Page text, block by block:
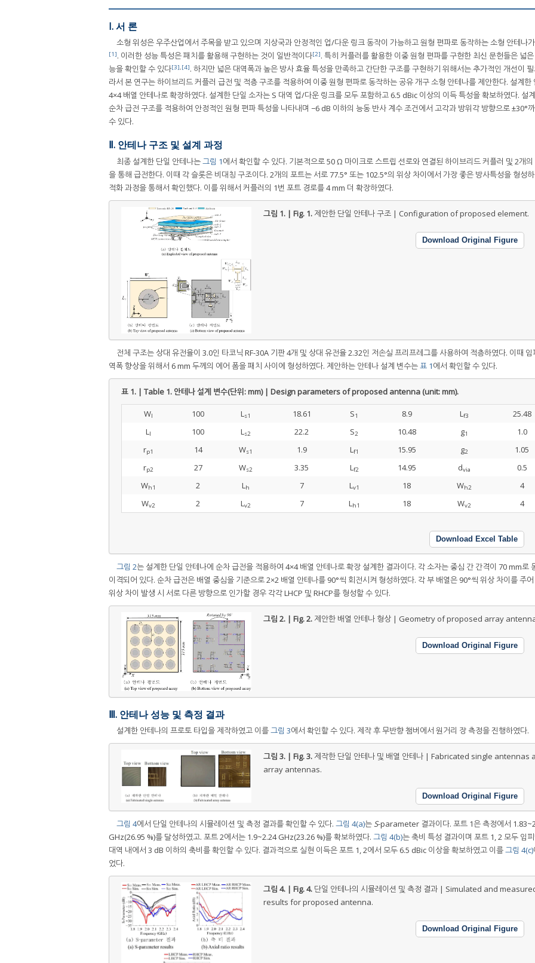
I. 서 론
소형 위성은 우주산업에서 주목을 받고 있으며 지상국과 안정적인 업/다운 링크 동작이 가능하고 원형 편파로 동작하는 소형 안테나
[1]. 이러한 성능 특성은 패치를 활용해 구현하는 것이 일반적이다[2]. 특히 커플러를 활용한 이중 원형 편파를 구현한 최신 문헌들은 넓
능을 확인할 수 있다[3] [4]. 하지만 넓은 대역폭과 높은 방사 효율 특성을 만족하고 간단한 구조를 구현하기 위해서는 추가적인 개선이
라서 본 연구는 하이브리드 커플러 급전 및 적층 구조를 적용하여 이중 원형 편파로 동작하는 공유 개구 소형 안테나를 제안한다. 설계한
4×4 배열 안테나로 확장하였다. 설계한 단일 소자는 S 대역 업/다운 링크를 모두 포함하고 6.5 dBic 이상의 이득 특성을 확보하였다. 설
순차 급전 구조를 적용하여 안정적인 원형 편파 특성을 나타내며 −6 dB 이하의 능동 반사 계수 조건에서 고각과 방위각 방향으로 ±30°
수 있다.
Ⅱ. 안테나 구조 및 설계 과정
최종 설계한 단일 안테나는그림 1에서 확인할 수 있다. 기본적으로 50 Ω 마이크로 스트립 선로와 연결된 하이브리드 커플러 및 2개
을 통해 급전한다. 이때 각 슬롯은 비대칭 구조이다. 2개의 포트는 서로 77.5° 또는 102.5°의 위상 차이에서 가장 좋은 방사특성을 형성
적화 과정을 통해서 확인했다. 이를 위해서 커플러의 1번 포트 경로를 4 mm 더 확장하였다.
그림 1. | Fig. 1. 제안한 단일 안테나 구조 | Configuration of proposed element.
Download Original Figure
전체 구조는 상대 유전율이 3.0인 타코닉 RF-30A 기판 4개 및 상대 유전율 2.32인 저손실 프리프레그를 사용하여 적층하였다. 이때 임
역폭 향상을 위해서 6 mm 두께의 에어 폼을 패치 사이에 형성하였다. 제안하는 안테나 설계 변수는표 1에서 확인할 수 있다.
표 1. | Table 1. 안테나 설계 변수(단위: mm) | Design parameters of proposed antenna (unit: mm).
Wl 100 Ls1 18.61 S1 8.9 Lf3
25.48
Ll 100 Ls2 22.2 S2 10.48 g1
1.0
rp1 14 Ws1 1.9 Lf1 15.95 g2
1.05
rp2 27 Ws2 3.35 Lf2 14.95 dvia
0.5
Wh1 2 Lh 7 Lv1 18 Wh2
4
Wv2 2 Lv2 7 Lh1 18 Wv2 4
Download Excel Table
그림 2는 설계한 단일 안테나에 순차 급전을 적용하여 4×4 배열 안테나로 확장 설계한 결과이다. 각 소자는 중심 간 간격이 70 mm로
이격되어 있다. 순차 급전은 배열 중심을 기준으로 2×2 배열 안테나를 90°씩 회전시켜 형성하였다. 각 부 배열은 90°씩 위상 차이를 주
위상 차이 발생 시 서로 다른 방향으로 인가할 경우 각각 LHCP 및 RHCP를 형성할 수 있다.
그림 2. | Fig. 2. 제안한 배열 안테나 형상 | Geometry of proposed array
Download Original Figure
Ⅲ. 안테나 성능 및 측정 결과
설계한 안테나의 프로토 타입을 제작하였고 이를그림 3에서 확인할 수 있다. 제작 후 무반향 챔버에서 원거리 장 측정을 진행하였다.
그림 3. | Fig. 3. 제작한 단일 안테나 및 배열 안테나 | Fabricated single antennas
array antennas.
Download Original Figure
그림 4에서 단일 안테나의 시뮬레이션 및 측정 결과를 확인할 수 있다. 그림 4(a)는 S-parameter 결과이다. 포트 1은 측정에서
GHz(26.95 %)를 달성하였고. 포트 2에서는 1.9~2.24 GHz(23.26 %)를 확보하였다. 그림 4(b)는 축비 특성 결과이며 포트 1, 2 모두 임
대역 내에서 3 dB 이하의 축비를 확인할 수 있다. 결과적으로 실현 이득은 포트 1, 2에서 모두 6.5 dBic 이상을 확보하였고 이를그림 4(c)
었다.
그림 4. | Fig. 4. 단일 안테나의 시뮬레이션 및 측정 결과 | Simulated and
results for proposed antenna.
Download Original Figure